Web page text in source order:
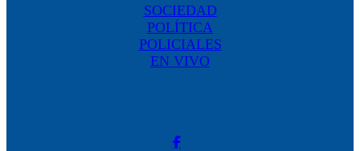
SOCIEDAD
POLÍTICA
POLICIALES
EN VIVO